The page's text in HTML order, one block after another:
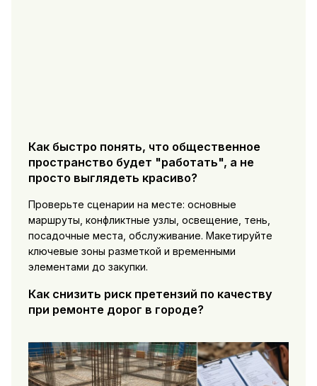
Как быстро понять, что общественное
пространство будет "работать", а не
просто выглядеть красиво?
Проверьте сценарии на месте: основные
маршруты, конфликтные узлы, освещение, тень,
посадочные места, обслуживание. Макетируйте
ключевые зоны разметкой и временными
элементами до закупки.
Как снизить риск претензий по качеству
при ремонте дорог в городе?